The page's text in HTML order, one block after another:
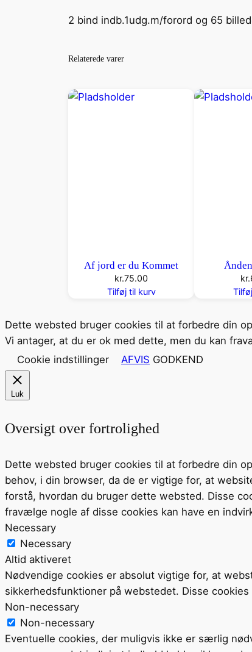
2 bind indb.1udg.m/forord og 65
Relaterede varer
Af jord er du Kommet
kr.75.00
Tilføj til kurv
kr.
Dette websted bruger cookies til at forbedre din
Vi antager, at du er ok med dette, men du kan
Cookie indstillinger
AFVIS GODKEND
Luk
Oversigt over fortrolighed
Dette websted bruger cookies til at forbedre din
behov, i din browser, da de er vigtige for, at
forstå, hvordan du bruger dette websted. Disse
fravælge nogle af disse cookies kan have en
Necessary
Necessary
Altid aktiveret
Nødvendige cookies er absolut vigtige for, at
sikkerhedsfunktioner på webstedet. Disse
Non-necessary
Non-necessary
Eventuelle cookies, der muligvis ikke er særlig